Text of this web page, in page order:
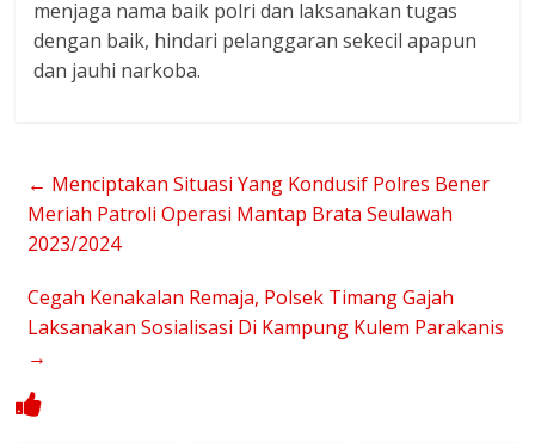
menjaga nama baik polri dan laksanakan tugas
dengan baik, hindari pelanggaran sekecil apapun
dan jauhi narkoba.
← Menciptakan Situasi Yang Kondusif Polres Bener
Meriah Patroli Operasi Mantap Brata Seulawah
2023/2024
Cegah Kenakalan Remaja, Polsek Timang Gajah
Laksanakan Sosialisasi Di Kampung Kulem Parakanis
→